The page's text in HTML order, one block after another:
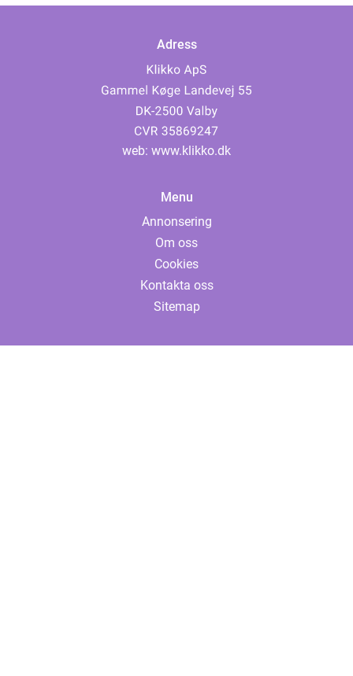
Adress
web: www.klikko.dk
Menu
Annonsering
Om oss
Cookies
Kontakta oss
Sitemap